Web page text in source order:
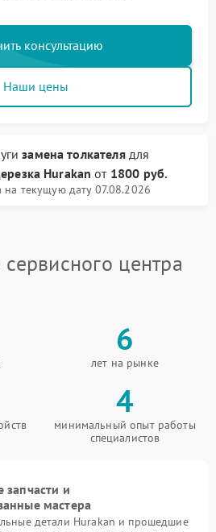
консультацию
Наши цены
замена толкателядля
Hurakan от 1800 руб.
на текущую дату 07.08.2026
центра
6
лет на рынке
4
минимальный опыт работы
специалистов
и
мастера
детали Hurakan и прошедшие